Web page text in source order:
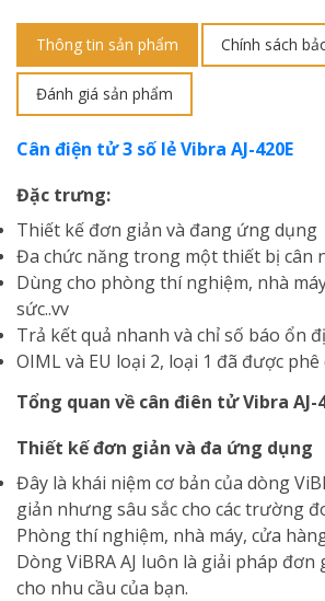
Thông tin sản phẩm Chính sách
Đánh giá sản phẩm
Cân điện tử 3 số lẻ Vibra AJ-420E
Đặc trưng:
Thiết kế đơn giản và đang ứng dụng
Đa chức năng trong một thiết bị cân
Dùng cho phòng thí nghiệm, nhà
sức..vv
Trả kết quả nhanh và chỉ số báo ổn
OIML và EU loại 2, loại 1 đã được
Tổng quan về cân điên tử Vibra AJ-
Thiết kế đơn giản và đa ứng dụng
Đây là khái niệm cơ bản của dòng
giản nhưng sâu sắc cho các trường
Phòng thí nghiệm, nhà máy, cửa
Dòng ViBRA AJ luôn là giải pháp
cho nhu cầu của bạn.